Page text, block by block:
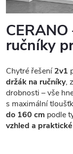
ručníky
Chytré řešení2v1
držák na ručníky,
drobnosti – vše
s maximální
do 160 cm podle
vzhled a